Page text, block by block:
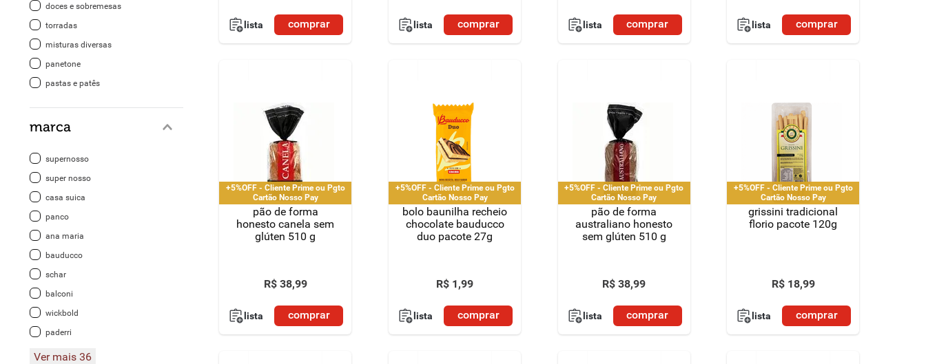
doces e sobremesas
torradas
misturas diversas
panetone
pastas e patês
marca
supernosso
super nosso
casa suica
panco
ana maria
bauducco
schar
balconi
wickbold
paderri
Ver mais 36
lista comprar lista comprar lista comprar lista comprar
+5%OFF - Cliente Prime ou Pgto
Cartão Nosso Pay
pão de forma
honesto canela sem
glúten 510 g
R$ 38,99
lista comprar
+5%OFF - Cliente Prime ou Pgto
Cartão Nosso Pay
bolo baunilha recheio
chocolate bauducco
duo pacote 27g
R$ 1,99
lista comprar
+5%OFF - Cliente Prime ou Pgto
Cartão Nosso Pay
pão de forma
australiano honesto
sem glúten 510 g
R$ 38,99
lista comprar
+5%OFF - Cliente Prime ou Pgto
Cartão Nosso Pay
grissini tradicional
florio pacote 120g
R$ 18,99
lista comprar